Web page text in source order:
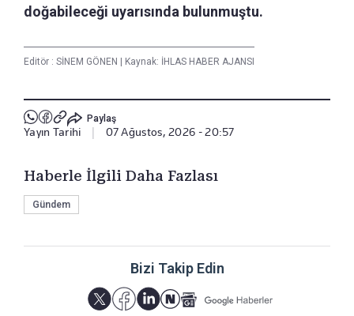
doğabileceği uyarısında bulunmuştu.
Editör : SİNEM GÖNEN Kaynak: İHLAS HABER AJANSI
Paylaş
Yayın Tarihi 07 Ağustos, 2026 - 20:57
Haberle İlgili Daha Fazlası
Gündem
Bizi Takip Edin